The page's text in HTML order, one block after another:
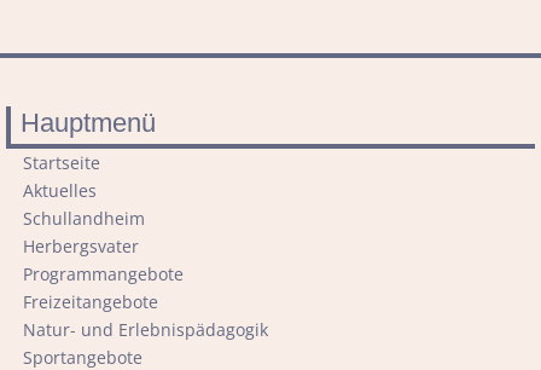
Hauptmenü
Navigation
überspringen
Startseite
Aktuelles
Schullandheim
Herbergsvater
Programmangebote
Freizeitangebote
Natur- und Erlebnispädagogik
Sportangebote